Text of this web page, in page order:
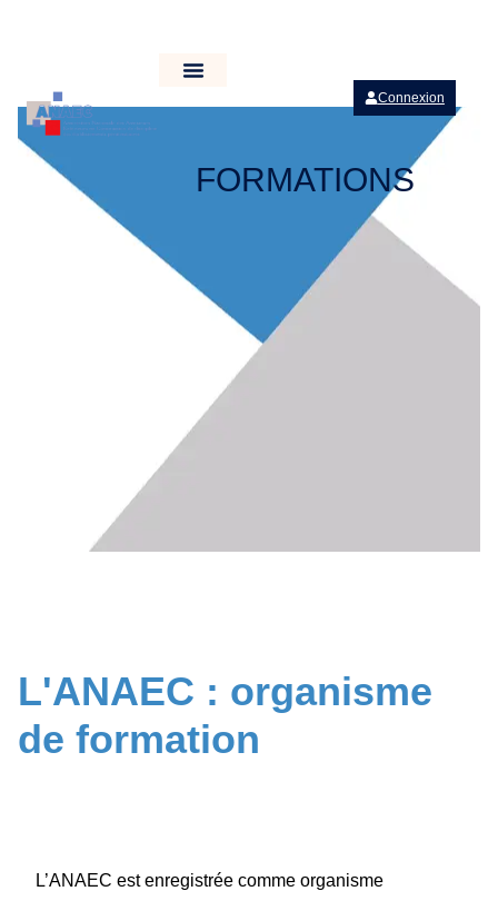
Connexion
FORMATIONS
L'ANAEC : organisme
de formation
L’ANAEC est enregistrée comme organisme